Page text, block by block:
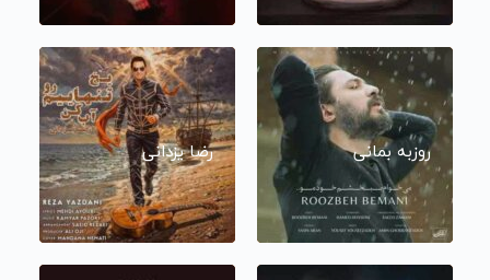
روزبه بمانی رضا یزدانی